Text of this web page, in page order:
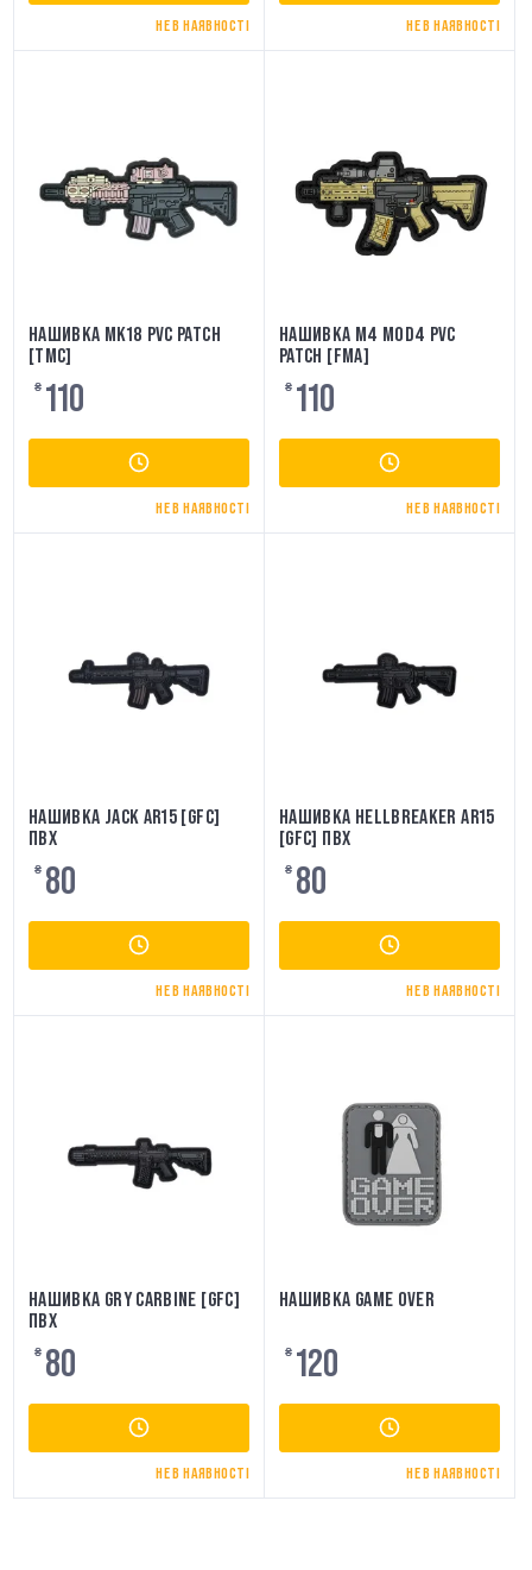
НЕ В НАЯВНОСТІ НЕ В НАЯВНОСТІ
НАШИВКА MK18 PVC PATCH
[TMC]
₴ 110
НЕ В НАЯВНОСТІ
НАШИВКА M4 MOD4 PVC
PATCH [FMA]
₴ 110
НЕ В НАЯВНОСТІ
НАШИВКА JACK AR15 [GFC]
ПВХ
₴ 80
НЕ В НАЯВНОСТІ
НАШИВКА HELLBREAKER AR15
[GFC] ПВХ
₴ 80
НЕ В НАЯВНОСТІ
НАШИВКА GRY CARBINE [GFC]
ПВХ
₴ 80
НЕ В НАЯВНОСТІ
НАШИВКА GAME OVER
₴ 120
НЕ В НАЯВНОСТІ